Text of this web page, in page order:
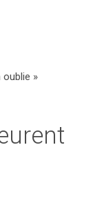
oublie »